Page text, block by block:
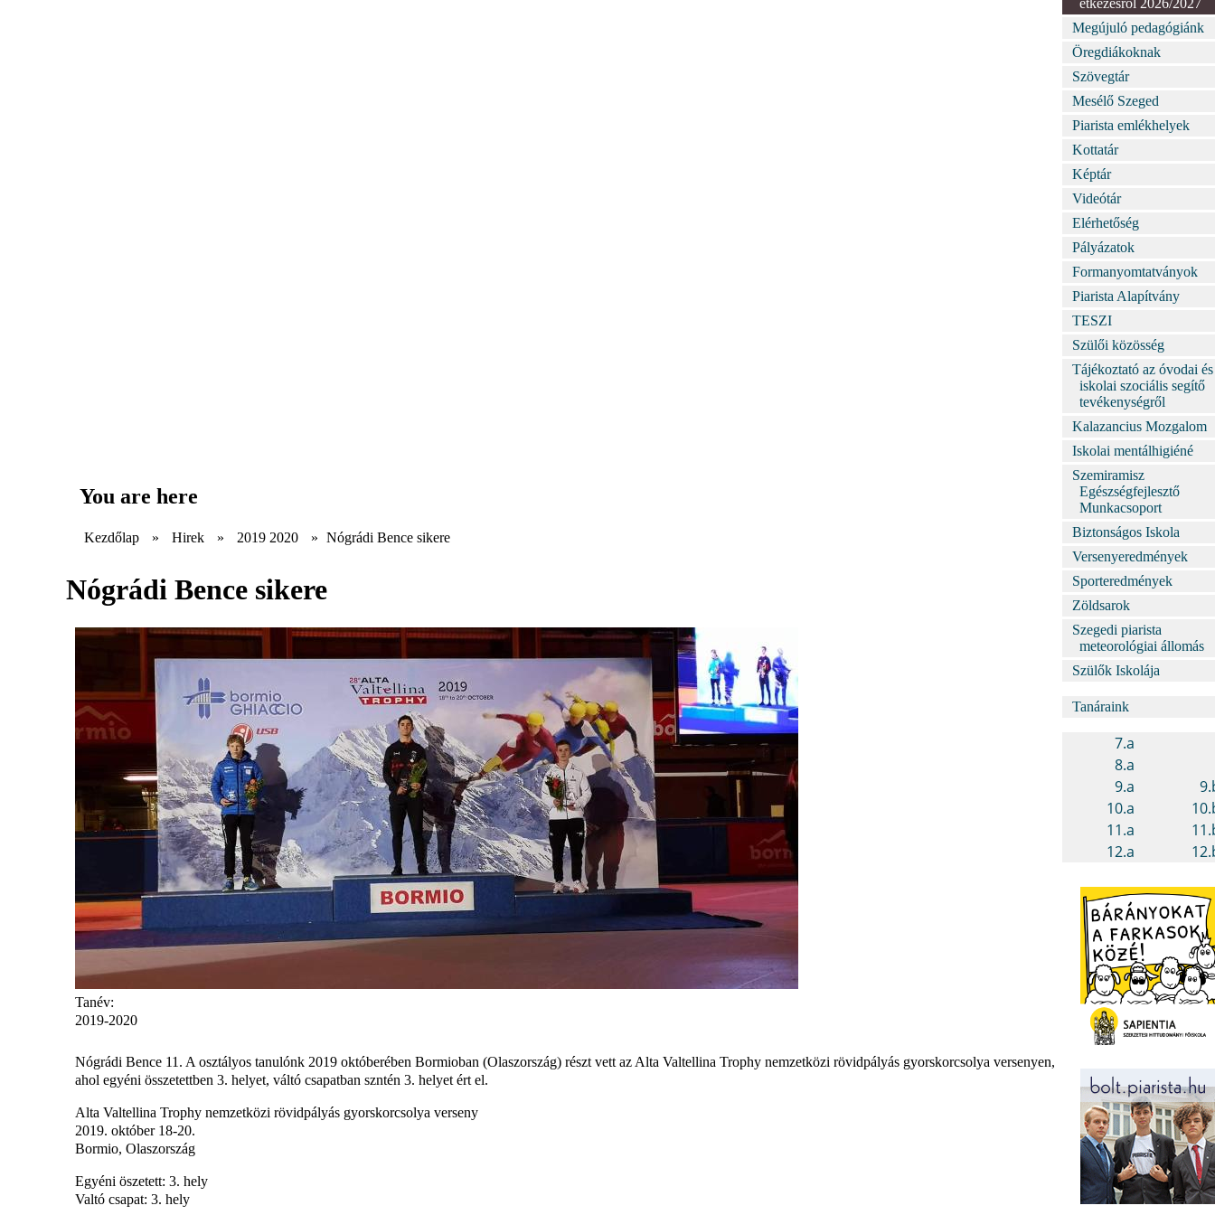
You are here
Kezdőlap » Hirek » 2019 2020 » Nógrádi Bence sikere
Nógrádi Bence sikere
Tanév:
2019-2020
Nógrádi Bence 11. A osztályos tanulónk 2019 októberében Bormioban (Olaszország) részt vett az Alta Valtellina Trophy nemzetközi rövidpályás gyorskorcsolya versenyen,
ahol egyéni összetettben 3. helyet, váltó csapatban szntén 3. helyet ért el.
Alta Valtellina Trophy nemzetközi rövidpályás gyorskorcsolya verseny
2019. október 18-20.
Bormio, Olaszország
Egyéni öszetett: 3. hely
Valtó csapat: 3. hely
étkezésről 2026/2027
Megújuló pedagógiánk
Öregdiákoknak
Szövegtár
Mesélő Szeged
Piarista emlékhelyek
Kottatár
Képtár
Videótár
Elérhetőség
Pályázatok
Formanyomtatványok
Piarista Alapítvány
TESZI
Szülői közösség
Tájékoztató az óvodai és
iskolai szociális segítő
tevékenységről
Kalazancius Mozgalom
Iskolai mentálhigiéné
Szemiramisz
Egészségfejlesztő
Munkacsoport
Biztonságos Iskola
Versenyeredmények
Sporteredmények
Zöldsarok
Szegedi piarista
meteorológiai állomás
Szülők Iskolája
Tanáraink